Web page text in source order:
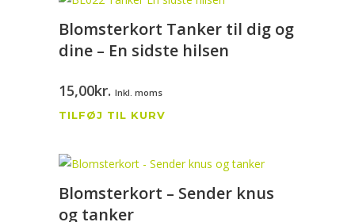
Blomsterkort Tanker til dig og
dine – En sidste hilsen
15,00kr. Inkl. moms
TILFØJ TIL KURV
Blomsterkort – Sender knus
og tanker